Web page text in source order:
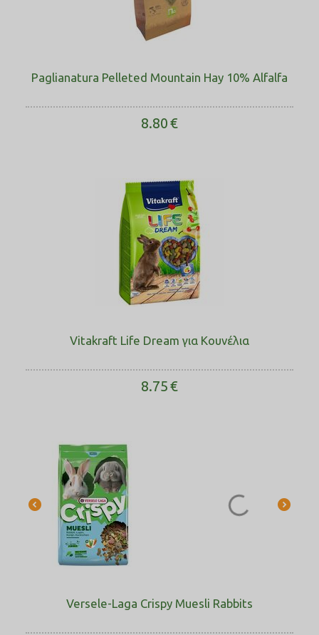
Paglianatura Pelleted Mountain Hay 10% Alfalfa
8.80€
Vitakraft Life Dream για Κουνέλια
8.75€
Versele-Laga Crispy Muesli Rabbits